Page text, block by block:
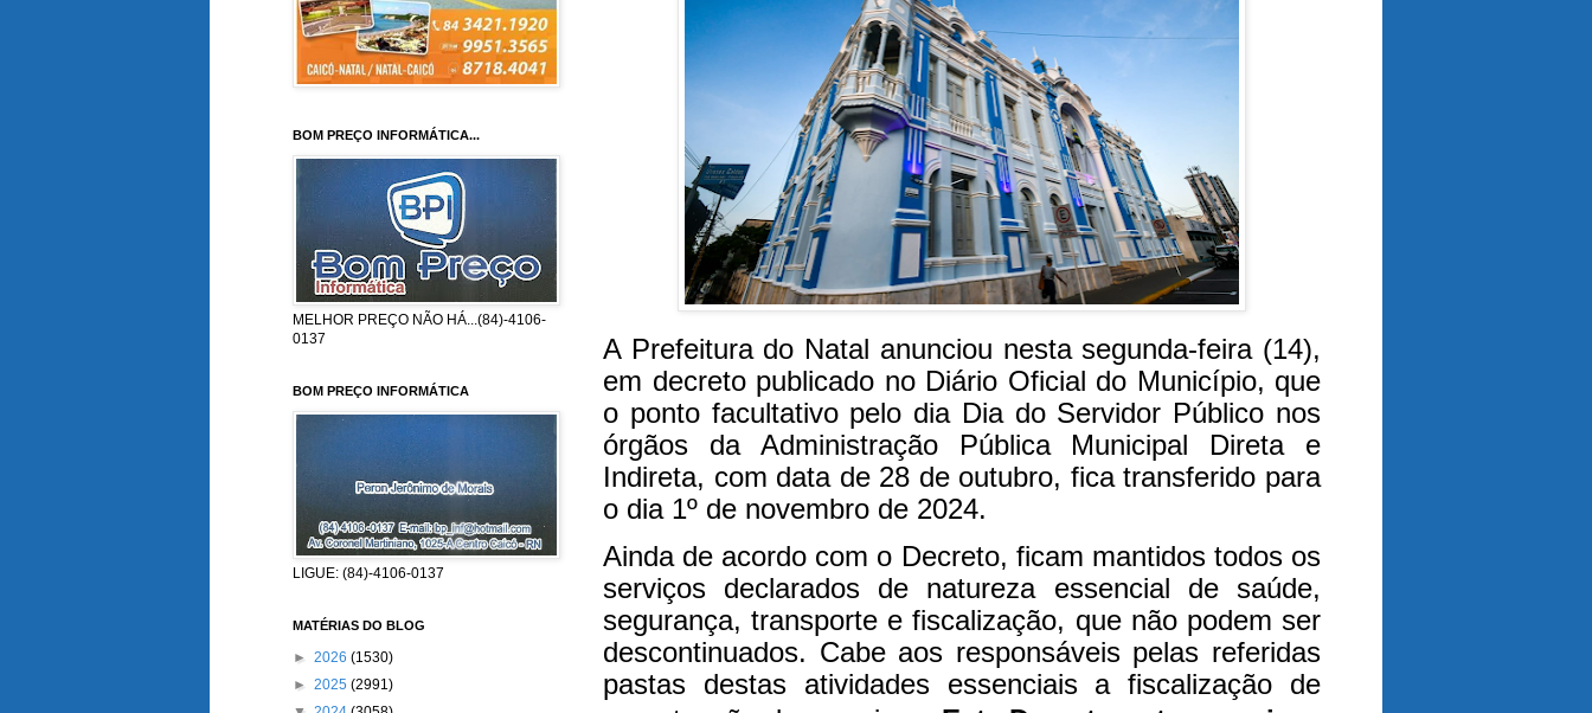
A Prefeitura do Natal anunciou nesta segunda-feira (14),
em decreto publicado no Diário Oficial do Município, que
o ponto facultativo pelo dia Dia do Servidor Público nos
órgãos da Administração Pública Municipal Direta e
Indireta, com data de 28 de outubro, fica transferido para
o dia 1º de novembro de 2024.
Ainda de acordo com o Decreto, ficam mantidos todos os
serviços declarados de natureza essencial de saúde,
segurança, transporte e fiscalização, que não podem ser
descontinuados. Cabe aos responsáveis pelas referidas
pastas destas atividades essenciais a fiscalização de
BOM PREÇO INFORMÁTICA...
MELHOR PREÇO NÃO HÁ...(84)-4106-
0137
BOM PREÇO INFORMÁTICA
LIGUE: (84)-4106-0137
MATÉRIAS DO BLOG
► 2026 (1530)
► 2025 (2991)